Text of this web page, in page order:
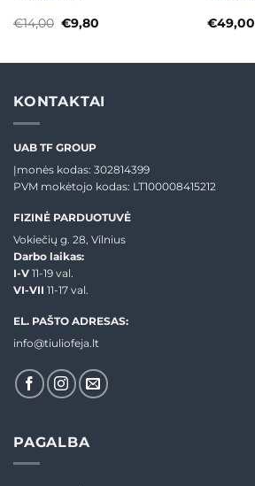
€14,00 Original
price
€9,80Current
€49,00
KONTAKTAI
UAB TF GROUP
Įmonės kodas: 302814399
PVM mokėtojo kodas: LT100008415212
FIZINĖ PARDUOTUVĖ
Vokiečių g. 28, Vilnius
Darbo laikas:
I-V 11-19 val.
VI-VII 11-17 val.
EL. PAŠTO ADRESAS:
info@tiuliofeja.lt
PAGALBA